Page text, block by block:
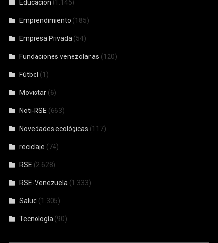
Educación (1.145)
Emprendimiento (185)
Empresa Privada (54)
Fundaciones venezolanas (120)
Fútbol (1)
Movistar (6)
Noti-RSE (663)
Novedades ecológicas (117)
reciclaje (74)
RSE (2.628)
RSE-Venezuela (1.333)
Salud (1.305)
Tecnología (90)